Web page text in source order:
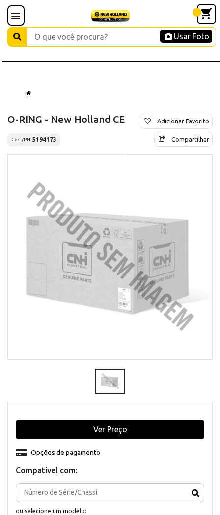
Usar Foto
O-RING - New Holland CE
Cód./PN 5194173
Adicionar Favorito
Compartilhar
Compativel com:
ou selecione um modelo:
Opções de pagamento
Ver Preço